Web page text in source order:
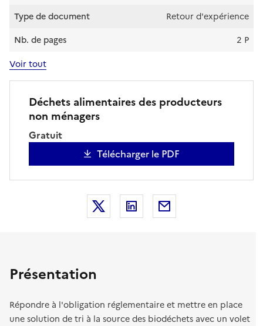
Type de document
Retour d'expérience
Nb. de pages
2 P
Voir tout
Déchets alimentaires des producteurs
non ménagers
Gratuit
Télécharger le PDF
Partager la publication sur X
Partager la publication
Présentation
Répondre à l'obligation réglementaire et mettre en place
une solution de tri à la source des biodéchets avec un volet